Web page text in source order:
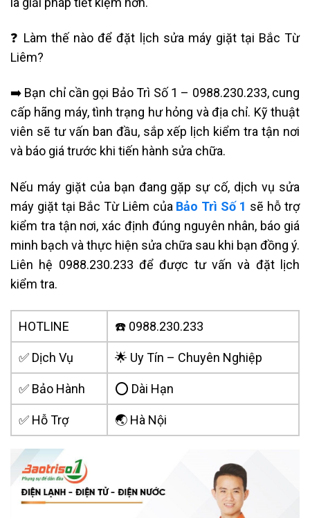
❓ Làm thế nào để đặt lịch sửa máy giặt tại Bắc Từ
Liêm?
➡️ Bạn chỉ cần gọi Bảo Trì Số 1 – 0988.230.233, cung
cấp hãng máy, tình trạng hư hỏng và địa chỉ. Kỹ thuật
viên sẽ tư vấn ban đầu, sắp xếp lịch kiểm tra tận nơi
và báo giá trước khi tiến hành sửa chữa.
Nếu máy giặt của bạn đang gặp sự cố, dịch vụ sửa
máy giặt tại Bắc Từ Liêm của Bảo Trì Số 1 sẽ hỗ trợ
kiểm tra tận nơi, xác định đúng nguyên nhân, báo giá
minh bạch và thực hiện sửa chữa sau khi bạn đồng ý.
Liên hệ 0988.230.233 để được tư vấn và đặt lịch
kiểm tra.
HOTLINE ☎️ 0988.230.233
✅ Dịch Vụ 🌟 Uy Tín – Chuyên Nghiệp
✅ Bảo Hành ⭕ Dài Hạn
✅ Hỗ Trợ 🌏 Hà Nội